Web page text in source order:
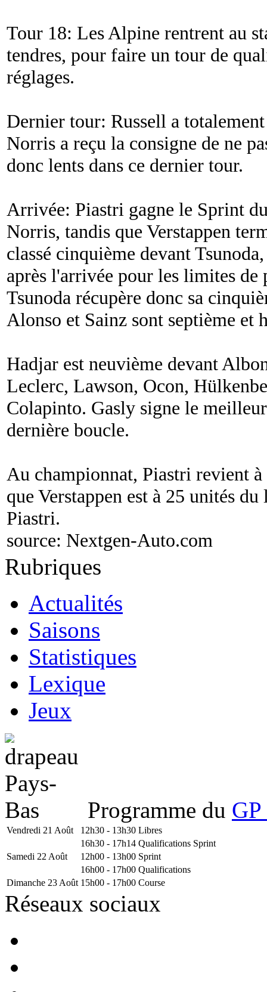
Tour 18: Les Alpine rentrent au
tendres, pour faire un tour de
réglages.
Dernier tour: Russell a
Norris a reçu la consigne de ne
donc lents dans ce dernier tour.
Arrivée: Piastri gagne le Sprint
Norris, tandis que Verstappen
classé cinquième devant
après l'arrivée pour les limites de
Tsunoda récupère donc sa
Alonso et Sainz sont septième et
Hadjar est neuvième devant
Leclerc, Lawson, Ocon,
Colapinto. Gasly signe le
dernière boucle.
Au championnat, Piastri revient
que Verstappen est à 25 unités
Piastri.
source: Nextgen-Auto.com
Rubriques
Actualités
Saisons
Statistiques
Lexique
Jeux
Programme du
Vendredi 21 Août 12h30 - 13h30 Libres
16h30 - 17h14 Qualifications Sprint
Samedi 22 Août
12h00 - 13h00 Sprint
16h00 - 17h00 Qualifications
Dimanche 23 Août 15h00 - 17h00 Course
Réseaux sociaux